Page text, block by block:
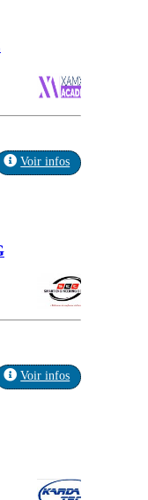
Voir infos
Voir infos